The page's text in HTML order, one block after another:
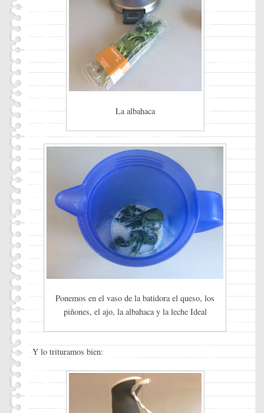
La albahaca
Ponemos en el vaso de la batidora el queso, los
piñones, el ajo, la albahaca y la leche Ideal
Y lo trituramos bien: